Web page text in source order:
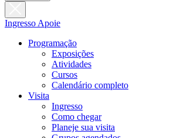
Ingresso Apoie
Programação
Exposições
Atividades
Cursos
Calendário completo
Visita
Ingresso
Como chegar
Planeje sua visita